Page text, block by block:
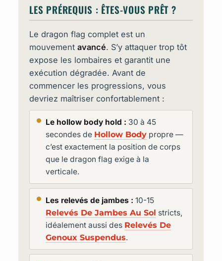
LES PRÉREQUIS : ÊTES-VOUS PRÊT ?
Le dragon flag complet est un
mouvementavancé. S’y attaquer trop tôt
expose les lombaires et garantit une
exécution dégradée. Avant de
commencer les progressions, vous
devriez maîtriser confortablement :
Le hollow body hold : 30 à 45
secondes de Hollow Body propre —
c’est exactement la position de corps
que le dragon flag exige à la
verticale.
Les relevés de jambes : 10-15
Relevés De Jambes Au Sol stricts,
idéalement aussi des Relevés De
Genoux Suspendus.